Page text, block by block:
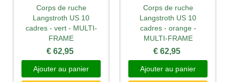
Corps de ruche
Langstroth US 10
cadres - vert - MULTI-
FRAME
€ 62,95
Ajouter au panier
Corps de ruche
Langstroth US 10
cadres - orange -
MULTI-FRAME
€ 62,95
Ajouter au panier